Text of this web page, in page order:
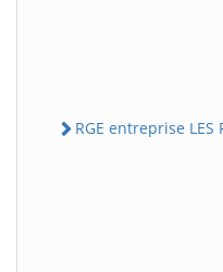
RGE entreprise LES